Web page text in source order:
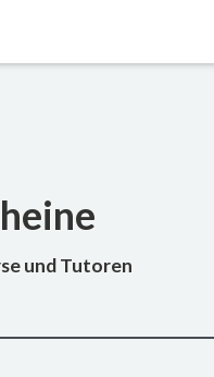
und Tutoren